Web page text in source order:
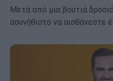
Μετά από μια βουτιά
ασυνήθιστο να αισθάνεστε